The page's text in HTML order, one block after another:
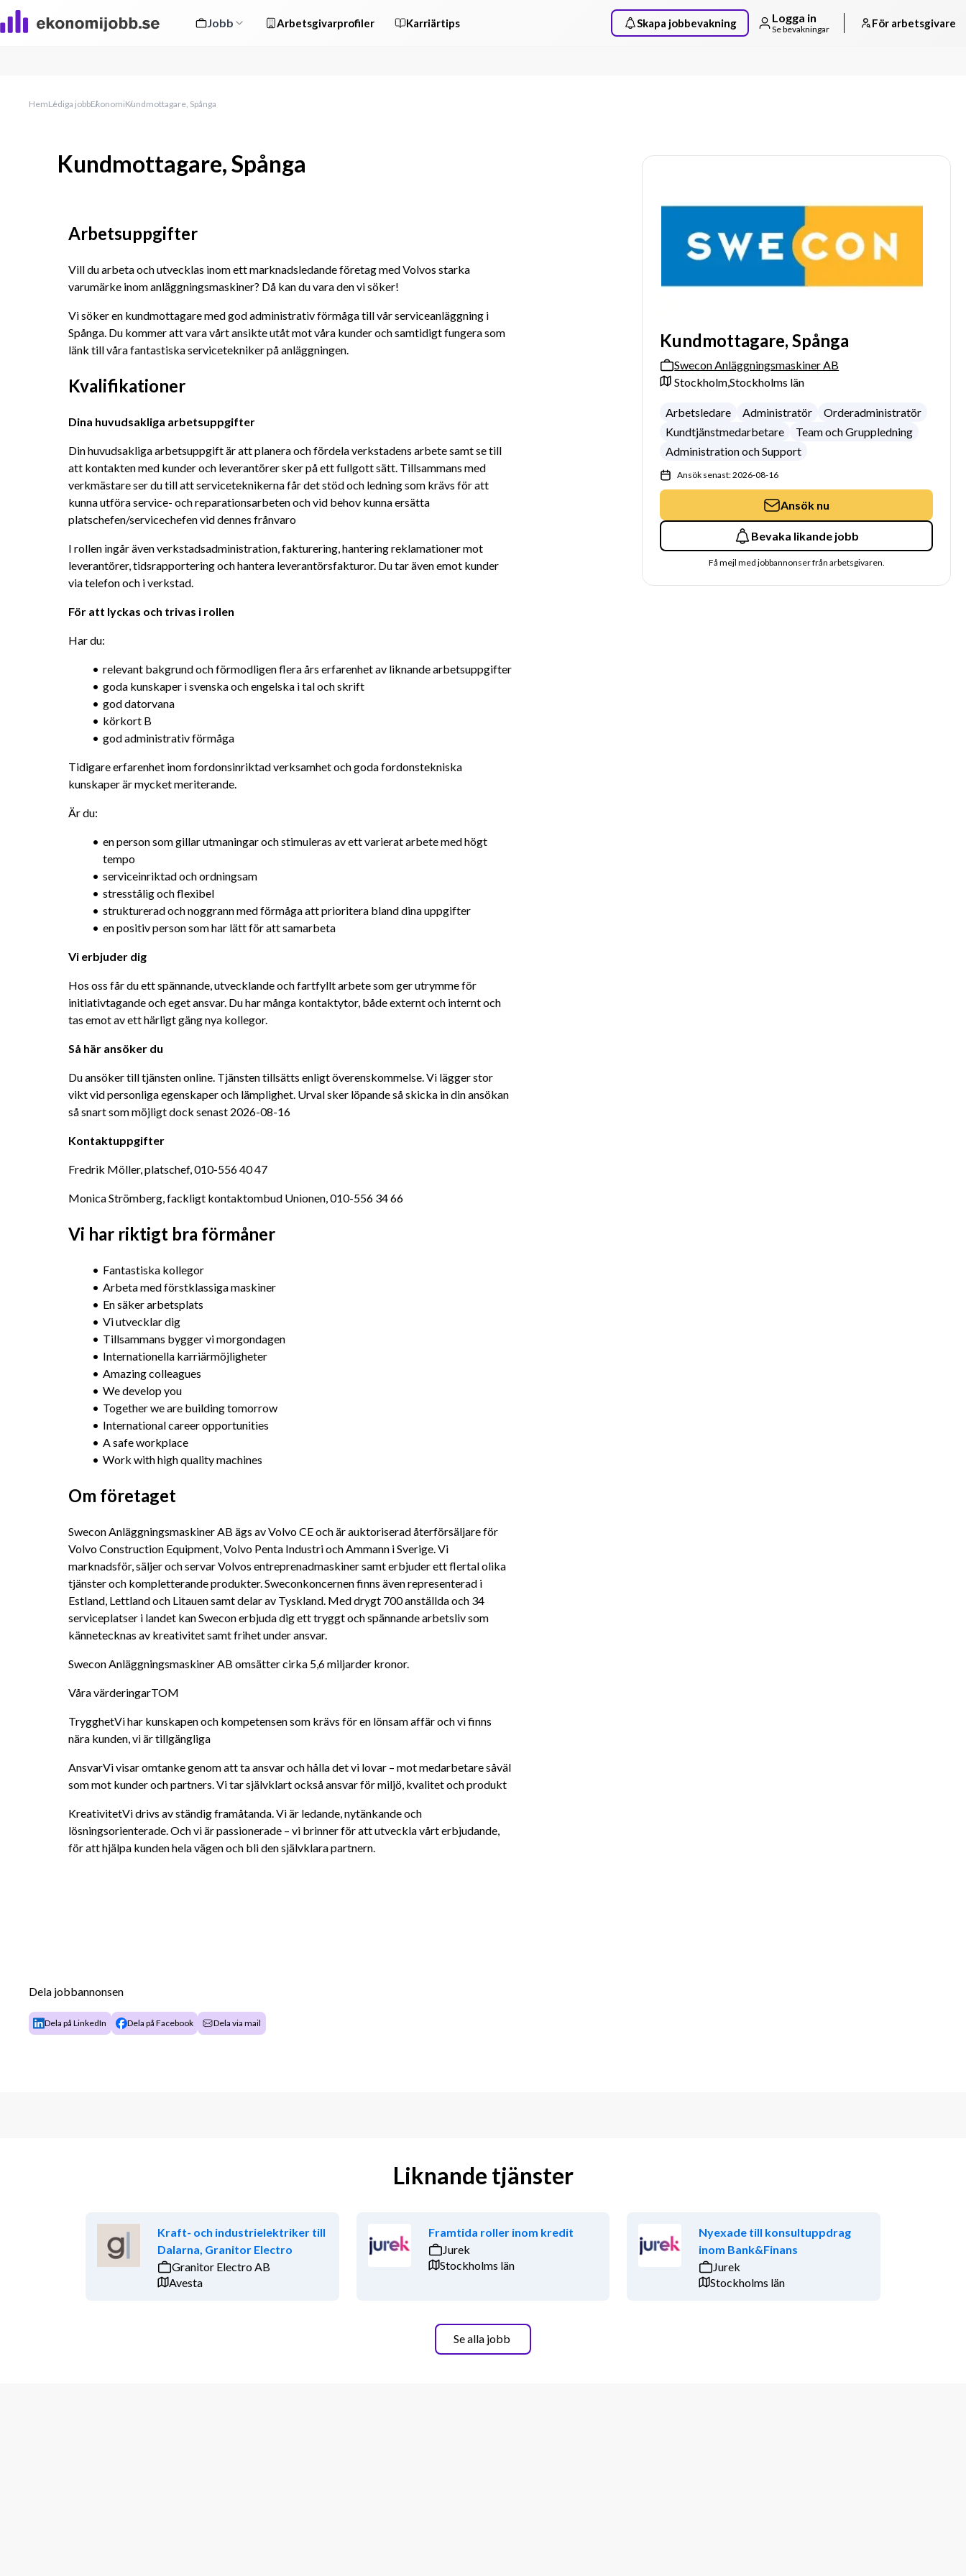
Jobb Arbetsgivarprofiler Karriärtips Skapa jobbevakning Logga in
Se bevakningar För arbetsgivare
HemLediga jobbEkonomiKundmottagare, Spånga
Kundmottagare, Spånga
Arbetsuppgifter
Vill du arbeta och utvecklas inom ett marknadsledande företag med Volvos starka
varumärke inom anläggningsmaskiner? Då kan du vara den vi söker!
Vi söker en kundmottagare med god administrativ förmåga till vår serviceanläggning i
Spånga. Du kommer att vara vårt ansikte utåt mot våra kunder och samtidigt fungera som
länk till våra fantastiska servicetekniker på anläggningen.
Kvalifikationer
Dina huvudsakliga arbetsuppgifter
Din huvudsakliga arbetsuppgift är att planera och fördela verkstadens arbete samt se till
att kontakten med kunder och leverantörer sker på ett fullgott sätt. Tillsammans med
verkmästare ser du till att serviceteknikerna får det stöd och ledning som krävs för att
kunna utföra service- och reparationsarbeten och vid behov kunna ersätta
platschefen/servicechefen vid dennes frånvaro
I rollen ingår även verkstadsadministration, fakturering, hantering reklamationer mot
leverantörer, tidsrapportering och hantera leverantörsfakturor. Du tar även emot kunder
via telefon och i verkstad.
För att lyckas och trivas i rollen
Har du:
relevant bakgrund och förmodligen flera års erfarenhet av liknande arbetsuppgifter
goda kunskaper i svenska och engelska i tal och skrift
god datorvana
körkort B
god administrativ förmåga
Tidigare erfarenhet inom fordonsinriktad verksamhet och goda fordonstekniska
kunskaper är mycket meriterande.
Är du:
en person som gillar utmaningar och stimuleras av ett varierat arbete med högt
tempo
serviceinriktad och ordningsam
stresstålig och flexibel
strukturerad och noggrann med förmåga att prioritera bland dina uppgifter
en positiv person som har lätt för att samarbeta
Vi erbjuder dig
Hos oss får du ett spännande, utvecklande och fartfyllt arbete som ger utrymme för
initiativtagande och eget ansvar. Du har många kontaktytor, både externt och internt och
tas emot av ett härligt gäng nya kollegor.
Så här ansöker du
Du ansöker till tjänsten online. Tjänsten tillsätts enligt överenskommelse. Vi lägger stor
vikt vid personliga egenskaper och lämplighet. Urval sker löpande så skicka in din ansökan
så snart som möjligt dock senast 2026-08-16
Kontaktuppgifter
Fredrik Möller, platschef, 010-556 40 47
Monica Strömberg, fackligt kontaktombud Unionen, 010-556 34 66
Vi har riktigt bra förmåner
Fantastiska kollegor
Arbeta med förstklassiga maskiner
En säker arbetsplats
Vi utvecklar dig
Tillsammans bygger vi morgondagen
Internationella karriärmöjligheter
Amazing colleagues
We develop you
Together we are building tomorrow
International career opportunities
A safe workplace
Work with high quality machines
Om företaget
Swecon Anläggningsmaskiner AB ägs av Volvo CE och är auktoriserad återförsäljare för
Volvo Construction Equipment, Volvo Penta Industri och Ammann i Sverige. Vi
marknadsför, säljer och servar Volvos entreprenadmaskiner samt erbjuder ett flertal olika
tjänster och kompletterande produkter. Sweconkoncernen finns även representerad i
Estland, Lettland och Litauen samt delar av Tyskland. Med drygt 700 anställda och 34
serviceplatser i landet kan Swecon erbjuda dig ett tryggt och spännande arbetsliv som
kännetecknas av kreativitet samt frihet under ansvar.
Swecon Anläggningsmaskiner AB omsätter cirka 5,6 miljarder kronor.
Våra värderingarTOM
TrygghetVi har kunskapen och kompetensen som krävs för en lönsam affär och vi finns
nära kunden, vi är tillgängliga
AnsvarVi visar omtanke genom att ta ansvar och hålla det vi lovar – mot medarbetare såväl
som mot kunder och partners. Vi tar självklart också ansvar för miljö, kvalitet och produkt
KreativitetVi drivs av ständig framåtanda. Vi är ledande, nytänkande och
lösningsorienterade. Och vi är passionerade – vi brinner för att utveckla vårt erbjudande,
för att hjälpa kunden hela vägen och bli den självklara partnern.
Kundmottagare, Spånga
Swecon Anläggningsmaskiner AB
Stockholm,Stockholms län
Arbetsledare Administratör
Orderadministratör
Kundtjänstmedarbetare
Team och Gruppledning
Administration och Support
Ansök senast: 2026-08-16
Ansök nu
Bevaka likande jobb
Få mejl med jobbannonser från arbetsgivaren.
Dela jobbannonsen
Dela på LinkedIn Dela på Facebook Dela via mail
Liknande tjänster
Kraft- och industrielektriker till
Dalarna, Granitor Electro
Granitor Electro AB
Avesta
Framtida roller inom kredit
Jurek
Stockholms län
Nyexade till konsultuppdrag
inom Bank&Finans
Jurek
Stockholms län
Se alla jobb